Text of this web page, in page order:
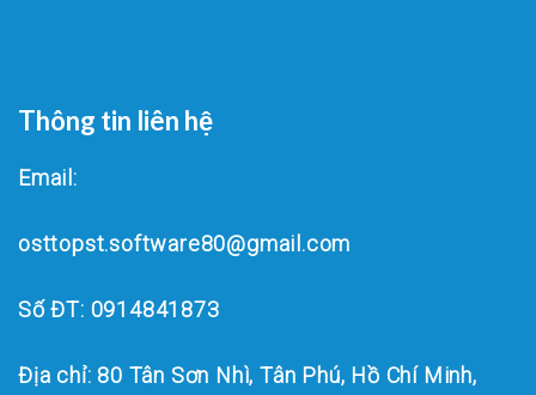
Thông tin liên hệ
Email:
osttopst.software80@gmail.com
Số ĐT: 0914841873
Địa chỉ: 80 Tân Sơn Nhì, Tân Phú, Hồ Chí Minh,